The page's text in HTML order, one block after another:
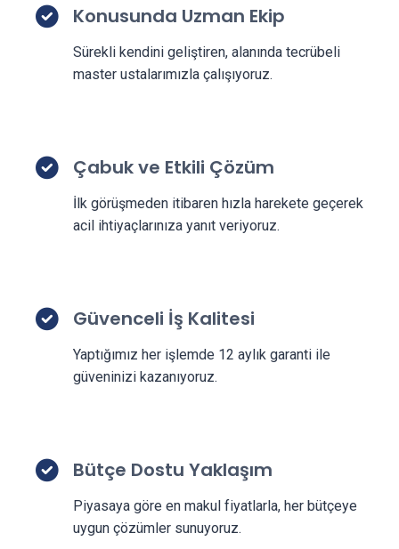
Konusunda Uzman Ekip
Sürekli kendini geliştiren, alanında tecrübeli
master ustalarımızla çalışıyoruz.
Çabuk ve Etkili Çözüm
İlk görüşmeden itibaren hızla harekete geçerek
acil ihtiyaçlarınıza yanıt veriyoruz.
Güvenceli İş Kalitesi
Yaptığımız her işlemde 12 aylık garanti ile
güveninizi kazanıyoruz.
Bütçe Dostu Yaklaşım
Piyasaya göre en makul fiyatlarla, her bütçeye
uygun çözümler sunuyoruz.